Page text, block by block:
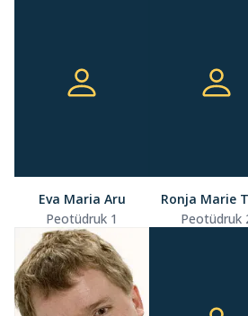
Eva Maria Aru
Peotüdruk 1
Ronja Marie
Peotüdruk